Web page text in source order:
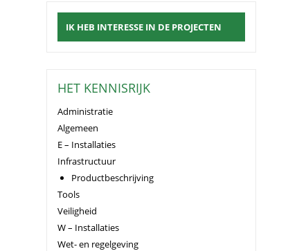
IK HEB INTERESSE IN DE PROJECTEN
HET KENNISRIJK
Administratie
Algemeen
E – Installaties
Infrastructuur
Productbeschrijving
Tools
Veiligheid
W – Installaties
Wet- en regelgeving